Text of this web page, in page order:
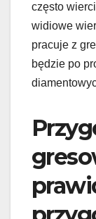
często
widiowe
pracuje z
będzie po